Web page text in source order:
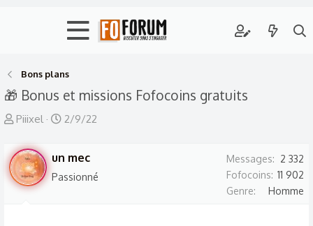
Bons plans
🎁 Bonus et missions Fofocoins gratuits
A
t
e
u
Piiixel
D
t
2/9/22
un mec
Passionné
Messages
2 332
Fofocoins 11 902
Genre
Homme